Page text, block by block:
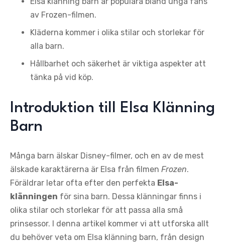
av Frozen-filmen.
Kläderna kommer i olika stilar och storlekar för
alla barn.
Hållbarhet och säkerhet är viktiga aspekter att
tänka på vid köp.
Introduktion till Elsa Klänning
Barn
Många barn älskar Disney-filmer, och en av de mest
älskade karaktärerna är Elsa från filmen Frozen.
Föräldrar letar ofta efter den perfekta Elsa-
klänningen för sina barn. Dessa klänningar finns i
olika stilar och storlekar för att passa alla små
prinsessor. I denna artikel kommer vi att utforska allt
du behöver veta om Elsa klänning barn, från design